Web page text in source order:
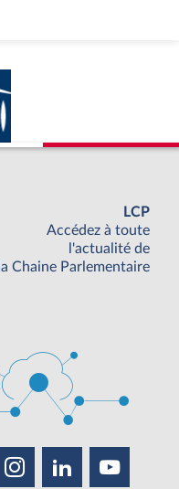
LCP
Accédez à toute
l'actualité de
la Chaine Parlementaire